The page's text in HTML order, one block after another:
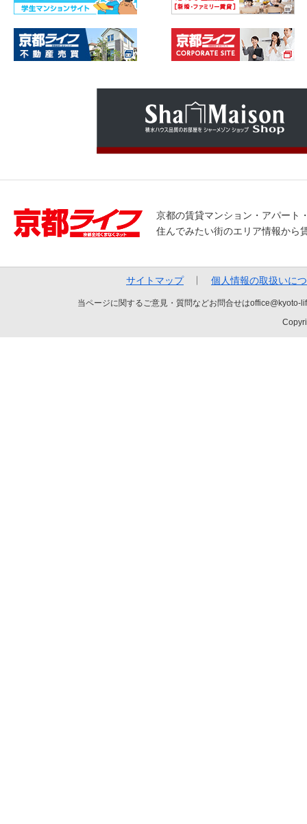
京都の賃貸マンション・アパート
住んでみたい街のエリア情報から
サイトマップ 個人情報の取扱いに
当ページに関するご意見・質問などお問合せは